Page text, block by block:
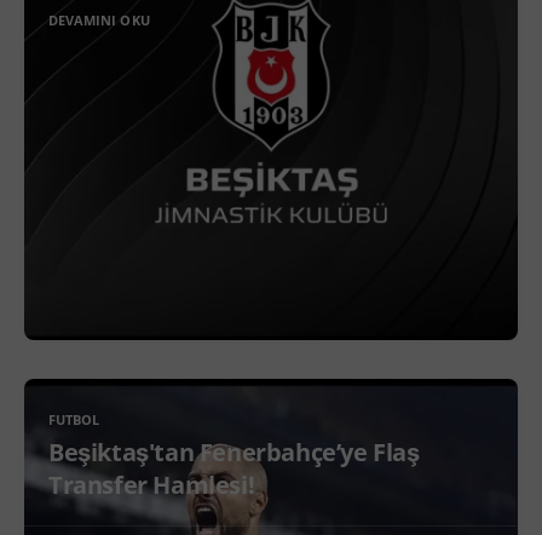
DEVAMINI OKU
FUTBOL
Beşiktaş'tan Fenerbahçe’ye Flaş
Transfer Hamlesi!